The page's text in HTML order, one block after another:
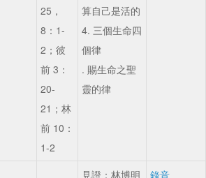
25，
8：1-
2；彼
前 3：
20-
21；林
前 10：
1-2
算自己是活的
4. 三個生命四
個律
. 賜生命之聖
靈的律
見證：林博明 錄音